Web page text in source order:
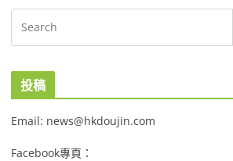
投稿
Email: news@hkdoujin.com
Facebook專頁：